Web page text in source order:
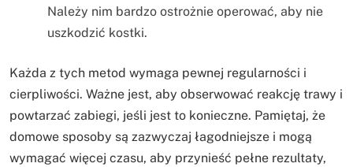
Należy nim bardzo ostrożnie operować, aby nie
uszkodzić kostki.
Każda z tych metod wymaga pewnej regularności i
cierpliwości. Ważne jest, aby obserwować reakcję trawy i
powtarzać zabiegi, jeśli jest to konieczne. Pamiętaj, że
domowe sposoby są zazwyczaj łagodniejsze i mogą
wymagać więcej czasu, aby przynieść pełne rezultaty,